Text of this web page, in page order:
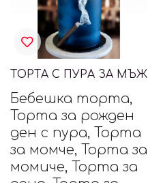
ТОРТА С ПУРА ЗА МЪЖ
Бебешка торта,
Торта за рожден
ден с пура, Торта
за момче, Торта за
момиче, Торта за